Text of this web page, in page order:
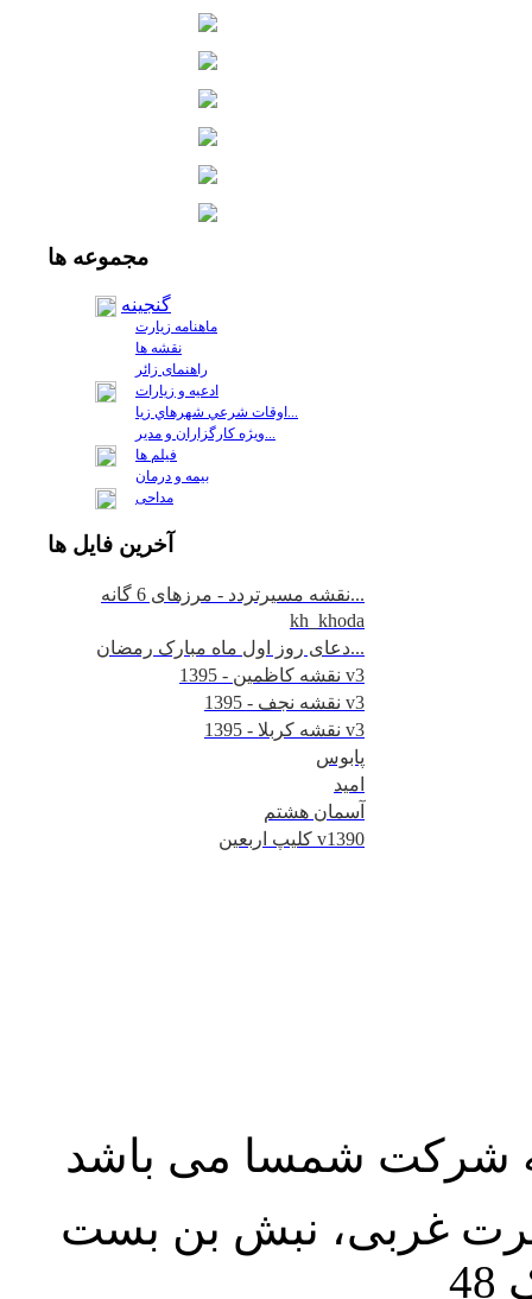
مجموعه ها
گنجینه
ماهنامه زیارت
نقشه ها
راهنمای زائر
ادعیه و زیارات
فيلم ها
بیمه و درمان
مداحی
آخرين فايل ها
نقشه مسیرتردد - مرزهای 6 گانه...
kh_khoda
دعای روز اول ماه مبارک رمضان...
نقشه کاظمین - 1395 v3
نقشه نجف - 1395 v3
نقشه کربلا - 1395 v3
پابوس
امید
آسمان هشتم
کلیپ اربعین v1390
شرکت شمسا می باشد
غربی، نبش بن بست